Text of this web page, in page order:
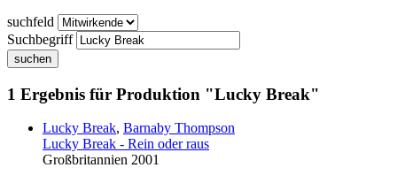
suchfeld
Suchbegriff
suchen
1 Ergebnis für Produktion "Lucky Break"
Lucky Break, Barnaby Thompson
Lucky Break - Rein oder raus
Großbritannien 2001